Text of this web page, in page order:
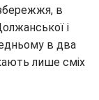
в
і
в два
лише сміх